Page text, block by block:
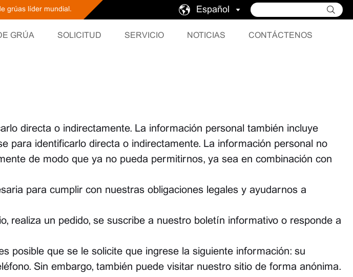
grúas líder mundial. Español
GRÚA SOLICITUD SERVICIO NOTICIAS CONTÁCTENOS
directa o indirectamente. La información personal también incluye
para identificarlo directa o indirectamente. La información personal no
de modo que ya no pueda permitirnos, ya sea en combinación con
para cumplir con nuestras obligaciones legales y ayudarnos a
realiza un pedido, se suscribe a nuestro boletín informativo o responde a
posible que se le solicite que ingrese la siguiente información: su
Sin embargo, también puede visitar nuestro sitio de forma anónima.